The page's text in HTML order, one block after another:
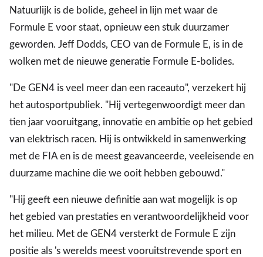
Natuurlijk is de bolide, geheel in lijn met waar de
Formule E voor staat, opnieuw een stuk duurzamer
geworden. Jeff Dodds, CEO van de Formule E, is in de
wolken met de nieuwe generatie Formule E-bolides.
"De GEN4 is veel meer dan een raceauto", verzekert hij
het autosportpubliek. "Hij vertegenwoordigt meer dan
tien jaar vooruitgang, innovatie en ambitie op het gebied
van elektrisch racen. Hij is ontwikkeld in samenwerking
met de FIA en is de meest geavanceerde, veeleisende en
duurzame machine die we ooit hebben gebouwd."
"Hij geeft een nieuwe definitie aan wat mogelijk is op
het gebied van prestaties en verantwoordelijkheid voor
het milieu. Met de GEN4 versterkt de Formule E zijn
positie als 's werelds meest vooruitstrevende sport en